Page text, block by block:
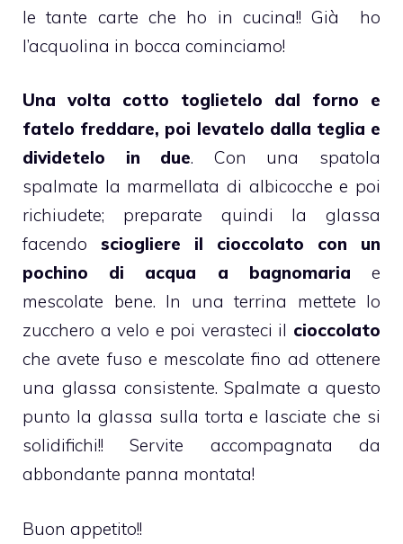
le tante carte che ho in cucina!! Già ho
l’acquolina in bocca cominciamo!
Una volta cotto toglietelo dal forno e
fatelo freddare, poi levatelo dalla teglia e
dividetelo in due. Con una spatola
spalmate la marmellata di albicocche e poi
richiudete; preparate quindi la glassa
facendo sciogliere il cioccolato con un
pochino di acqua a bagnomaria e
mescolate bene. In una terrina mettete lo
zucchero a velo e poi verasteci il cioccolato
che avete fuso e mescolate fino ad ottenere
una glassa consistente. Spalmate a questo
punto la glassa sulla torta e lasciate che si
solidifichi!! Servite accompagnata da
abbondante panna montata!
Buon appetito!!